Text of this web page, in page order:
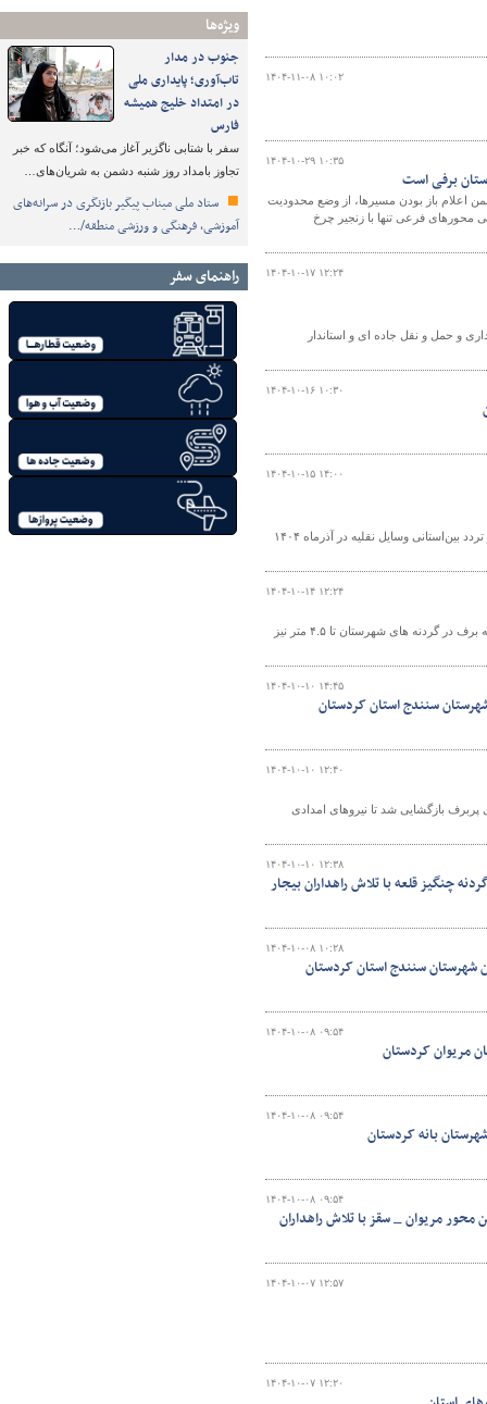
ویژه‌ها
جنوب در مدار
تاب‌آوری؛ پایداری ملی
در امتداد خلیج همیشه
فارس
سفر با شتابی ناگزیر آغاز می‌شود؛ آنگاه که خبر
تجاوز بامداد روز شنبه دشمن به شریان‌های…
ستاد ملی میناب پیگیر بازنگری در سرانه‌های
آموزشی، فرهنگی و ورزشی منطقه/…
راهنمای سفر
۱۴۰۴-۱۱-۰۸ ۱۰:۰۲
۱۴۰۴-۱۰-۲۹ ۱۰:۳۵
برفی است
اعلام باز بودن مسیرها، از وضع محدودیت
محورهای فرعی تنها با زنجیر چرخ
۱۴۰۴-۱۰-۱۷ ۱۲:۲۴
و حمل و نقل جاده ای و استاندار
۱۴۰۴-۱۰-۱۶ ۱۰:۳۰
۱۴۰۴-۱۰-۱۵ ۱۴:۰۰
مدیرکل راهداری و حمل‌ونقل جاده‌ای استان کردستان از ثبت بیش از ۲ میلیون و ۷۵۴ هزار تردد بین‌استانی وسایل نقلیه در آذرماه ۱۴۰۴
۱۴۰۴-۱۰-۱۴ ۱۲:۲۴
رییس اداره راهداری و حمل و نقل جاده ای بانه اظهار داشت: طی دو هفته بارش بی سابقه برف در گردنه های شهرستان تا ۴.۵ متر نیز
۱۴۰۴-۱۰-۱۰ ۱۴:۴۵
سنندج استان کردستان
۱۴۰۴-۱۰-۱۰ ۱۲:۴۰
پربرف بازگشایی شد تا نیروهای امدادی
۱۴۰۴-۱۰-۱۰ ۱۲:۳۸
چنگیز قلعه با تلاش راهداران بیجار
۱۴۰۴-۱۰-۰۸ ۱۰:۲۸
شهرستان سنندج استان کردستان
۱۴۰۴-۱۰-۰۸ ۰۹:۵۴
مریوان کردستان
۱۴۰۴-۱۰-۰۸ ۰۹:۵۴
۱۴۰۴-۱۰-۰۸ ۰۹:۵۴
مریوان _ سقز با تلاش راهداران
۱۴۰۴-۱۰-۰۷ ۱۲:۵۷
۱۴۰۴-۱۰-۰۷ ۱۲:۲۰